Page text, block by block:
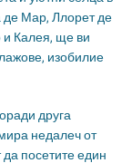
де Мар, Ллорет де
Калея, ще ви
изобилие
друга
недалеч от
посетите един